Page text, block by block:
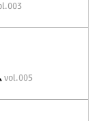
vol.005